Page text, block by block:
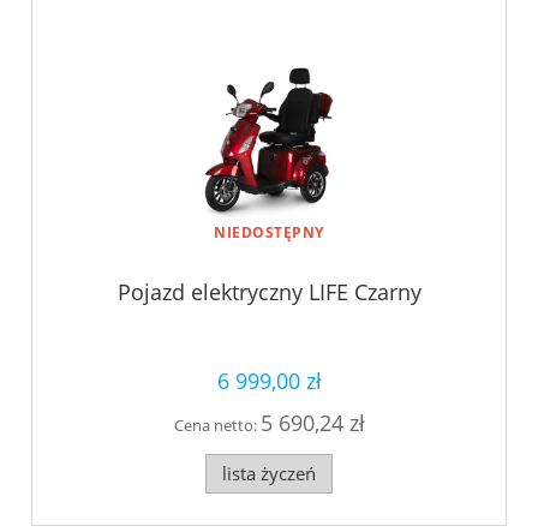
NIEDOSTĘPNY
Pojazd elektryczny LIFE Czarny
6 999,00 zł
Cena netto: 5 690,24 zł
lista życzeń